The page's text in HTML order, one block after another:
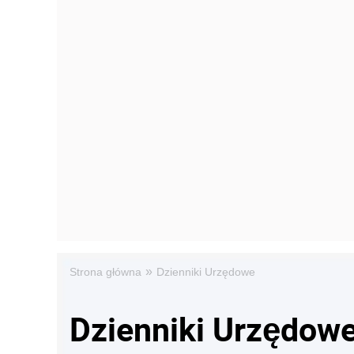
Strona główna » Dzienniki Urzędowe
Dzienniki